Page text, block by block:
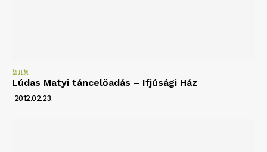
MHM
Lúdas Matyi táncelőadás – Ifjúsági Ház
2012.02.23.